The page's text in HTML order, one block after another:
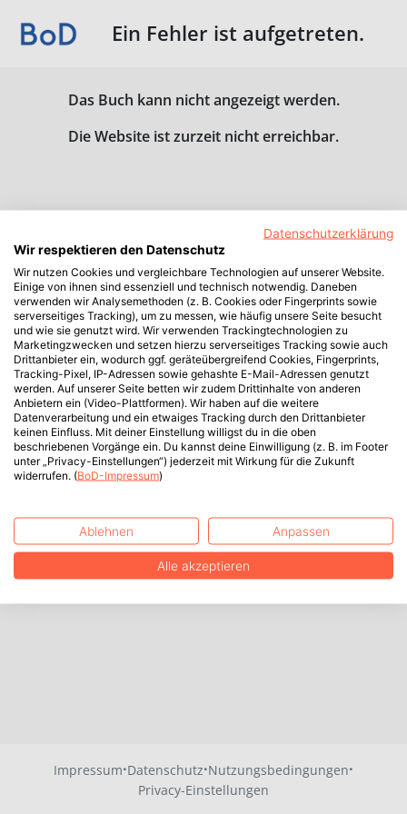
Ein Fehler ist aufgetreten.
Das Buch kann nicht angezeigt werden.
Die Website ist zurzeit nicht erreichbar.
Impressum·Datenschutz·Nutzungsbedingungen·
Privacy-Einstellungen
Datenschutzerklärung
Wir respektieren den Datenschutz
Wir nutzen Cookies und vergleichbare Technologien auf unserer Website.
Einige von ihnen sind essenziell und technisch notwendig. Daneben
verwenden wir Analysemethoden (z. B. Cookies oder Fingerprints sowie
serverseitiges Tracking), um zu messen, wie häufig unsere Seite besucht
und wie sie genutzt wird. Wir verwenden Trackingtechnologien zu
Marketingzwecken und setzen hierzu serverseitiges Tracking sowie auch
Drittanbieter ein, wodurch ggf. geräteübergreifend Cookies, Fingerprints,
Tracking-Pixel, IP-Adressen sowie gehashte E-Mail-Adressen genutzt
werden. Auf unserer Seite betten wir zudem Drittinhalte von anderen
Anbietern ein (Video-Plattformen). Wir haben auf die weitere
Datenverarbeitung und ein etwaiges Tracking durch den Drittanbieter
keinen Einfluss. Mit deiner Einstellung willigst du in die oben
beschriebenen Vorgänge ein. Du kannst deine Einwilligung (z. B. im Footer
unter „Privacy-Einstellungen“) jederzeit mit Wirkung für die Zukunft
widerrufen. (BoD-Impressum)
Ablehnen Anpassen
Alle akzeptieren